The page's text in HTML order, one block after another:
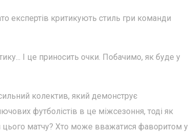
експертів критикують стиль гри команди
І це приносить очки. Побачимо, як буде у
колектив, який демонструє
футболістів в це міжсезоння, тоді як
цього матчу? Хто може вважатися фаворитом у